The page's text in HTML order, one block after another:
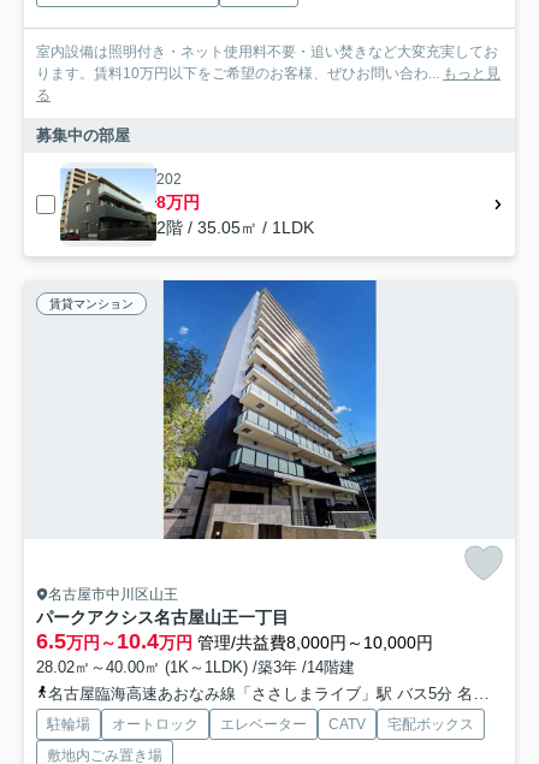
室内設備は照明付き・ネット使用料不要・追い焚きなど大変充実してお
ります。賃料10万円以下をご希望のお客様、ぜひお問い合わ... もっと見
る
募集中の部屋
202
8万円
2階 / 35.05㎡ / 1LDK
賃貸マンション
名古屋市中川区山王
パークアクシス名古屋山王一丁目
6.5万円～10.4万円 管理/共益費8,000円～10,000円
28.02㎡～40.00㎡ (1K～1LDK) /築3年 /14階建
名古屋臨海高速あおなみ線「ささしまライブ」駅 バス5分 名古屋市営「柳原橋（愛知県）」 停歩7分
駐輪場 オートロック エレベーター CATV
宅配ボックス
敷地内ごみ置き場